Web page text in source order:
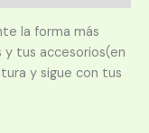
la forma más
y tus accesorios(en
y sigue con tus